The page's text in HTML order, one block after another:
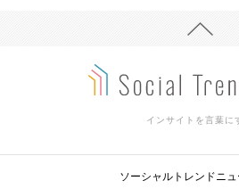
インサイトを言葉に
ソーシャルトレンドニ